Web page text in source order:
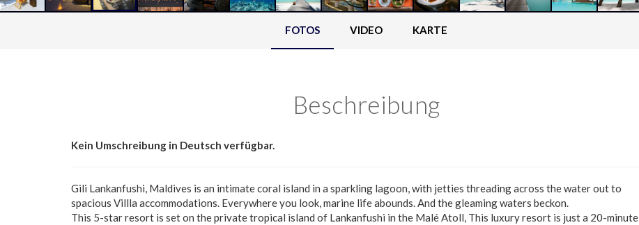
FOTOS VIDEO KARTE
Beschreibung
Kein Umschreibung in Deutsch verfügbar.
Gili Lankanfushi, Maldives is an intimate coral island in a sparkling lagoon, with jetties threading across the water out to
spacious Villla accommodations. Everywhere you look, marine life abounds. And the gleaming waters beckon.
This 5-star resort is set on the private tropical island of Lankanfushi in the Malé Atoll, This luxury resort is just a 20-minute